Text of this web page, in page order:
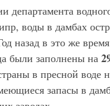
департамента
воды в дамбах
назад в это же время
были заполнены на
в пресной воде
запасы в